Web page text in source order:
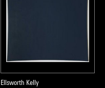
Ellsworth Kelly